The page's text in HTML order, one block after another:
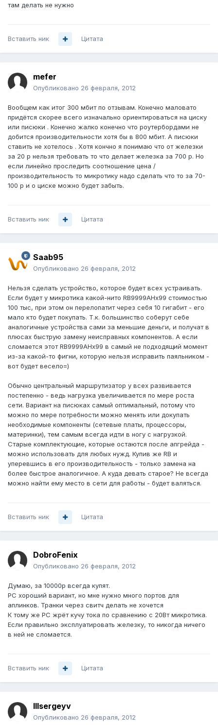
там делать не нужно
Вставить ник Цитата
mefer
Опубликовано 26 февраля, 2012
Вообщем как итог 300 мбит по отзывам. Конечно маловато
придётся скорее всего изначально ориентироваться на циску
или писюки . Конечно жалко конечно что роутербордами не
добится производительности хотя бы в 800 мбит. А писюки
ставить не хотелось . Хотя кончно я понимаю что от железки
за 20 р нельзя требовать то что делает железка за 700 р. Но
если линейно проследить соотношение цена /
производительность то микротику надо сделать что то за 70-
100 р и о циске можно будет забыть.
Вставить ник Цитата
Saab95
Опубликовано 26 февраля, 2012
Нельзя сделать устройство, которое будет всех устраивать.
Если будет у микротика какой-нито RB9999AHx99 стоимостью
100 тыс, при этом он перелопатит через себя 10 гигабит - его
мало кто будет покупать. Т.к. большинство соберут себе
аналогичные устройства сами за меньшие деньги, и получат в
плюсах быструю замену неисправных компонентов. А если
сломается этот RB9999AHx99 в самый не подходящий момент
из-за какой-то фигни, которую нельзя исправить паяльником -
вот будет весело=)
Обычно центральный маршрутизатор у всех развивается
постепенно - ведь нагрузка увеличивается по мере роста
сети. Вариант на писюках самый оптимальный, потому что
можно по мере потребности можно менять или докупать
необходимые компоненты (сетевые платы, процессоры,
материнки), тем самым всегда идти в ногу с нагрузкой.
Старые комплектующие, которые остаются после апгрейда -
можно использовать для любых нужд. Купив же RB и
уперевшись в его производительность - только замена на
более быстрое аналогичное. А куда девать старое? Не всегда
можно найти ему место в сети для работы - будет валяться.
Вставить ник Цитата
DobroFenix
Опубликовано 26 февраля, 2012
Думаю, за 10000р всегда купят.
PC хороший вариант, но мне нужно много портов для
аплинков. Транки через свитч делать не хочется
К тому же PC жрёт кучу тока по сравнению с 20Вт микротика.
Если правильно эксплуатировать железку, то никогда ничего
в ней не сломается.
Вставить ник Цитата
lllsergeyv
Опубликовано 26 февраля, 2012